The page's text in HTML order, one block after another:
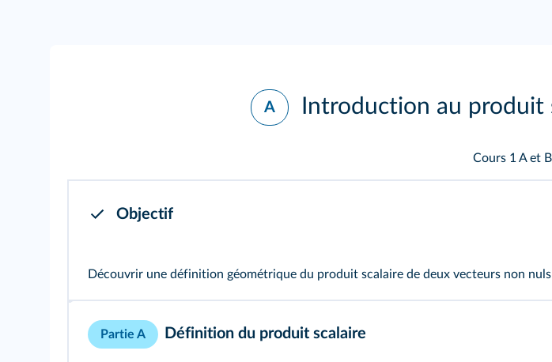
A Introduction au produit
Cours 1 A et B
Objectif
Découvrir une définition géométrique du produit scalaire de deux vecteurs non
Partie A Définition du produit scalaire